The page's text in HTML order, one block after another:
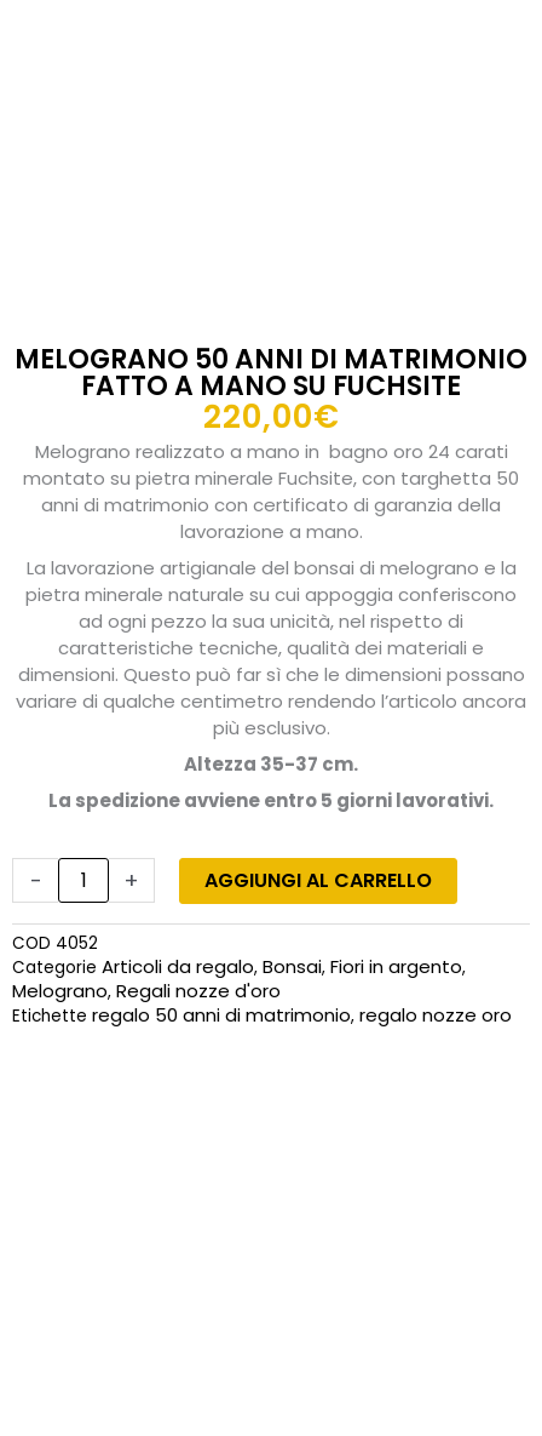
MELOGRANO 50 ANNI DI MATRIMONIO
FATTO A MANO SU FUCHSITE
220,00€
Melograno realizzato a mano in bagno oro 24 carati
montato su pietra minerale Fuchsite, con targhetta 50
anni di matrimonio con certificato di garanzia della
lavorazione a mano.
La lavorazione artigianale del bonsai di melograno e la
pietra minerale naturale su cui appoggia conferiscono
ad ogni pezzo la sua unicità, nel rispetto di
caratteristiche tecniche, qualità dei materiali e
dimensioni. Questo può far sì che le dimensioni possano
variare di qualche centimetro rendendo l’articolo ancora
più esclusivo.
Altezza 35-37 cm.
La spedizione avviene entro 5 giorni lavorativi.
-
anni
di
matrimonio
fatto
a
+ AGGIUNGI AL CARRELLO
COD 4052
Categorie Articoli da regalo, Bonsai, Fiori in argento,
Melograno, Regali nozze d'oro
Etichette regalo 50 anni di matrimonio, regalo nozze oro